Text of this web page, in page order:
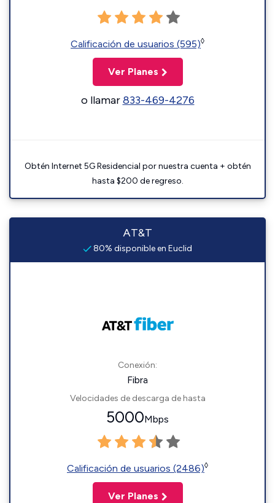
Calificación de usuarios (595)◊
Ver Planes
o llamar833-469-4276
Obtén Internet 5G Residencial por nuestra cuenta + obtén
hasta $200 de regreso.
AT&T
80% disponible en Euclid
Conexión:
Fibra
Velocidades de descarga de hasta
5000Mbps
Calificación de usuarios (2486)◊
Ver Planes